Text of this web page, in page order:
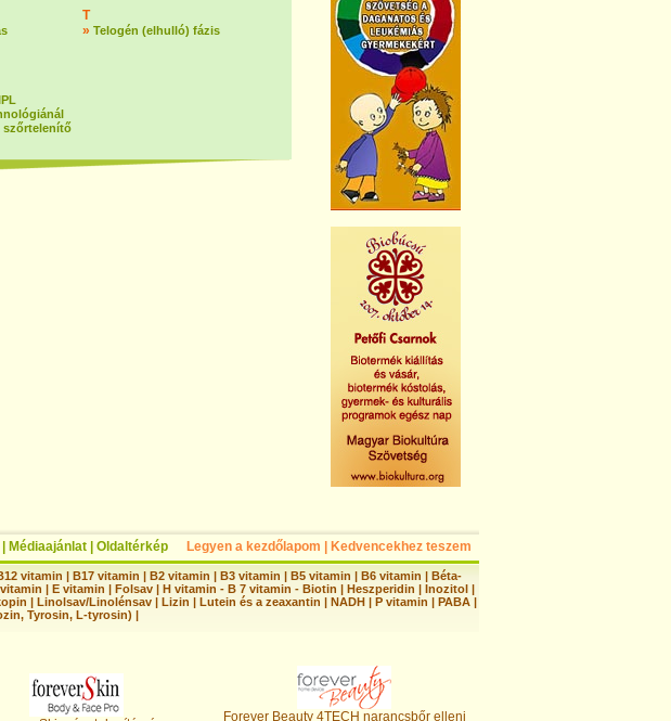
T
» Telogén (elhulló) fázis
szőrtelenítő
Médiaajánlat Oldaltérkép Legyen a kezdőlapom Kedvencekhez teszem
vitamin | B17 vitamin | B2 vitamin | B3 vitamin | B5 vitamin | B6 vitamin | Béta-
| E vitamin | Folsav | H vitamin - B 7 vitamin - Biotin | Heszperidin | Inozitol |
| Linolsav/Linolénsav | Lizin | Lutein és a zeaxantin | NADH | P vitamin | PABA |
Tyrosin, L-tyrosin) |
Forever Beauty 4TECH narancsbőr elleni